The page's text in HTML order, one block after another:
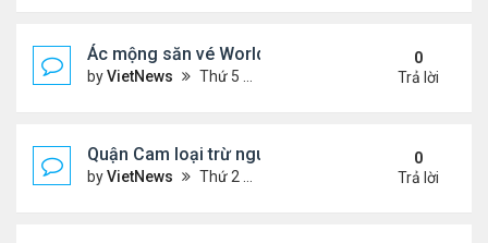
Ác mộng săn vé World Cup
byVietNews Thứ 5 Tháng 6 04, 2026 4:49 pm
0
Trả lời
Quận Cam loại trừ nguy cơ bồn hóa chất phát nổ
byVietNews Thứ 2 Tháng 5 25, 2026 5:37 pm
0
Trả lời